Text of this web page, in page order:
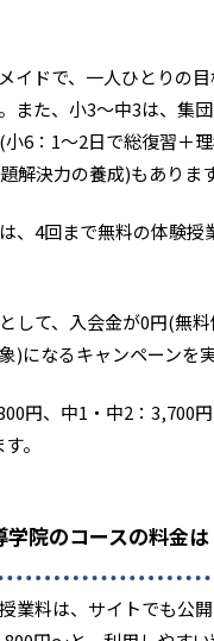
イドで、一人ひとりの
また、小3〜中3は、集
6：1〜2日で総復習＋
解決力の養成)もあります
、4回まで無料の体験授
して、入会金が0円(無
)になるキャンペーンを
円、中1・中2：3,700
。
院のコースの料金は
業料は、サイトでも公